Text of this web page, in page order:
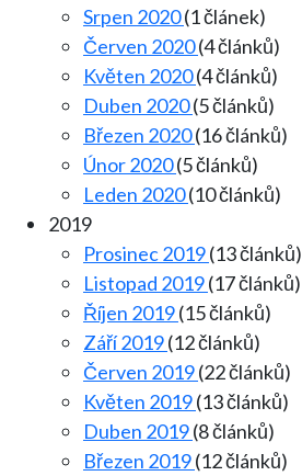
Srpen 2020(1 článek)
Červen 2020(4 článků)
Květen 2020(4 článků)
Duben 2020(5 článků)
Březen 2020(16 článků)
Únor 2020(5 článků)
Leden 2020(10 článků)
2019
Prosinec 2019(13 článků)
Listopad 2019(17 článků)
Říjen 2019(15 článků)
Září 2019(12 článků)
Červen 2019(22 článků)
Květen 2019(13 článků)
Duben 2019(8 článků)
Březen 2019(12 článků)